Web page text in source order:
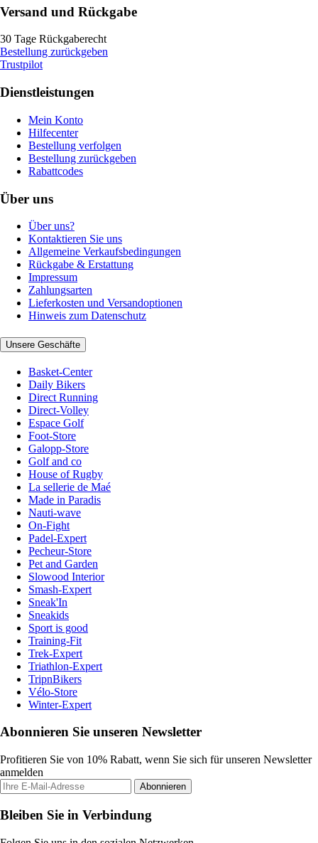
Versand und Rückgabe
30 Tage Rückgaberecht
Bestellung zurückgeben
Trustpilot
Dienstleistungen
Mein Konto
Hilfecenter
Bestellung verfolgen
Bestellung zurückgeben
Rabattcodes
Über uns
Über uns?
Kontaktieren Sie uns
Allgemeine Verkaufsbedingungen
Rückgabe & Erstattung
Impressum
Zahlungsarten
Lieferkosten und Versandoptionen
Hinweis zum Datenschutz
Unsere Geschäfte
Basket-Center
Daily Bikers
Direct Running
Direct-Volley
Espace Golf
Foot-Store
Galopp-Store
Golf and co
House of Rugby
La sellerie de Maé
Made in Paradis
Nauti-wave
On-Fight
Padel-Expert
Pecheur-Store
Pet and Garden
Slowood Interior
Smash-Expert
Sneak'In
Sneakids
Sport is good
Training-Fit
Trek-Expert
Triathlon-Expert
TripnBikers
Vélo-Store
Winter-Expert
Abonnieren Sie unseren Newsletter
Profitieren Sie von 10% Rabatt, wenn Sie sich für unseren Newsletter
anmelden
Abonnieren
Bleiben Sie in Verbindung